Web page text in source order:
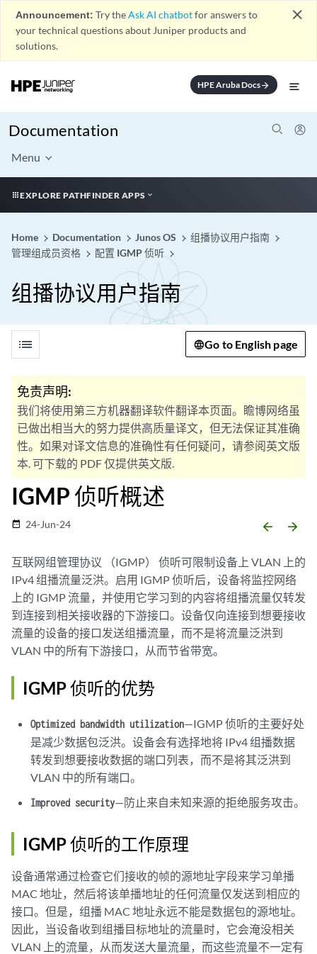
Announcement: Try theAsk AI chatbotfor answers to
your technical questions about Juniper products and
solutions.
close
HPE Aruba Docsarrow_forward
Documentation
Menu
EXPLORE PATHFINDER APPS
Home Documentation Junos OS
组播协议用户指南
管理组成员资格
配置 IGMP 侦听
组播协议用户指南
list Go to English page
免责声明:
我们将使用第三方机器翻译软件翻译本页面。瞻博网络虽
已做出相当大的努力提供高质量译文，但无法保证其准确
性。如果对译文信息的准确性有任何疑问，请参阅英文版
本. 可下载的 PDF 仅提供英文版.
IGMP 侦听概述
date_range 24-Jun-24 arrow_backward arrow_forward
互联网组管理协议 （IGMP） 侦听可限制设备上 VLAN 上的
IPv4 组播流量泛洪。启用 IGMP 侦听后，设备将监控网络
上的 IGMP 流量，并使用它学习到的内容将组播流量仅转发
到连接到相关接收器的下游接口。设备仅向连接到想要接收
流量的设备的接口发送组播流量，而不是将流量泛洪到
VLAN 中的所有下游接口，从而节省带宽。
IGMP 侦听的优势
Optimized bandwidth utilization—IGMP 侦听的主要好处
是减少数据包泛洪。设备会有选择地将 IPv4 组播数据
转发到想要接收数据的端口列表，而不是将其泛洪到
VLAN 中的所有端口。
Improved security—防止来自未知来源的拒绝服务攻击。
IGMP 侦听的工作原理
设备通常通过检查它们接收的帧的源地址字段来学习单播
MAC 地址，然后将该单播地址的任何流量仅发送到相应的
接口。但是，组播 MAC 地址永远不能是数据包的源地址。
因此，当设备收到组播目标地址的流量时，它会淹没相关
VLAN 上的流量，从而发送大量流量，而这些流量不一定有